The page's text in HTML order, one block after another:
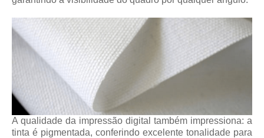
A qualidade da impressão digital também impressiona: a
tinta é pigmentada, conferindo excelente tonalidade para